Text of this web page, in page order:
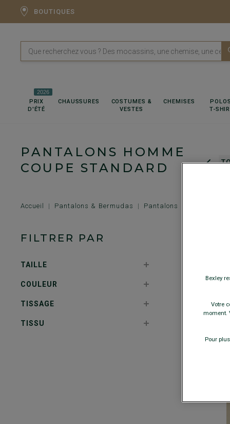
BOUTIQUES
PRIX
D'ÉTÉ
2026
CHAUSSURES
COSTUMES &
VESTES
CHEMISES
T-
PANTALONS HOMME
COUPE STANDARDPANTALONS VELOURS
Accueil Pantalons & Bermudas Pantalons
FILTRER PAR
TAILLE
COULEUR
TISSAGE
TISSU
Bexley
Votre
moment.
Pour